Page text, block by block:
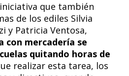
que también
de los ediles Silvia
y Patricia Ventosa,
con mercadería se
quitando horas de
realizar esta tarea, los